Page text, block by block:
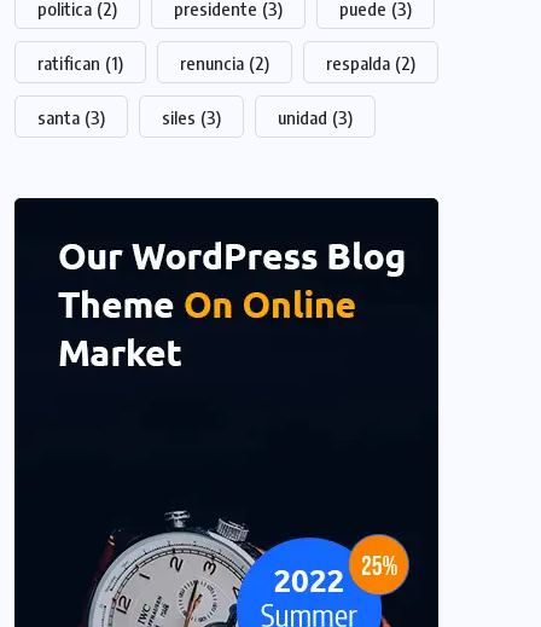
politica (2) presidente (3) puede (3)
ratifican (1) renuncia (2) respalda (2)
santa (3) siles (3) unidad (3)